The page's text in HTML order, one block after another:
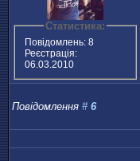
Статистика:
Повідомлень: 8
Реєстрація:
06.03.2010
Повідомлення # 6